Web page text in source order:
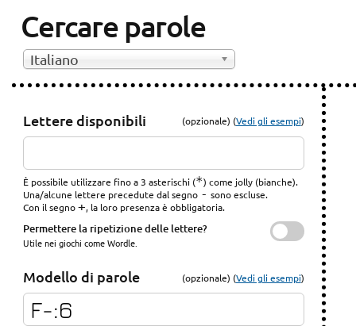
Cercare parole
Italiano
Lettere disponibili (opzionale) (Vedi gli esempi)
È possibile utilizzare fino a 3 asterischi (*) come jolly (bianche).
Una/alcune lettere precedute dal segno - sono escluse.
Con il segno+, la loro presenza è obbligatoria.
Permettere la ripetizione delle lettere?
Utile nei giochi come Wordle.
Modello di parole (opzionale) (Vedi gli esempi)